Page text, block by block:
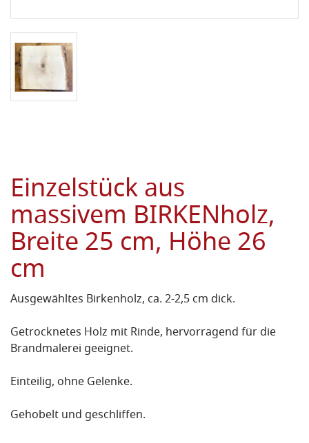
Einzelstück aus
massivem BIRKENholz,
Breite 25 cm, Höhe 26
cm
Ausgewähltes Birkenholz, ca. 2-2,5 cm dick.
Getrocknetes Holz mit Rinde, hervorragend für die
Brandmalerei geeignet.
Einteilig, ohne Gelenke.
Gehobelt und geschliffen.